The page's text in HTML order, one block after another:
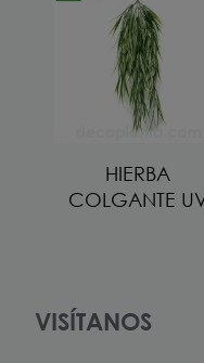
HIERBA
COLGANTE
VISÍTANOS